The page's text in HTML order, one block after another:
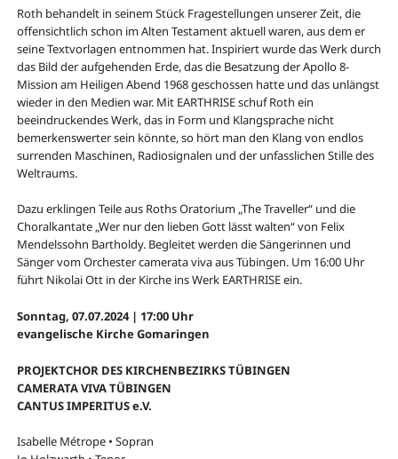
Roth behandelt in seinem Stück Fragestellungen unserer Zeit, die
offensichtlich schon im Alten Testament aktuell waren, aus dem er
seine Textvorlagen entnommen hat. Inspiriert wurde das Werk durch
das Bild der aufgehenden Erde, das die Besatzung der Apollo 8-
Mission am Heiligen Abend 1968 geschossen hatte und das unlängst
wieder in den Medien war. Mit EARTHRISE schuf Roth ein
beeindruckendes Werk, das in Form und Klangsprache nicht
bemerkenswerter sein könnte, so hört man den Klang von endlos
surrenden Maschinen, Radiosignalen und der unfasslichen Stille des
Weltraums.
Dazu erklingen Teile aus Roths Oratorium „The Traveller“ und die
Choralkantate „Wer nur den lieben Gott lässt walten“ von Felix
Mendelssohn Bartholdy. Begleitet werden die Sängerinnen und
Sänger vom Orchester camerata viva aus Tübingen. Um 16:00 Uhr
führt Nikolai Ott in der Kirche ins Werk EARTHRISE ein.
Sonntag, 07.07.2024 | 17:00 Uhr
evangelische Kirche Gomaringen
PROJEKTCHOR DES KIRCHENBEZIRKS TÜBINGEN
CAMERATA VIVA TÜBINGEN
CANTUS IMPERITUS e.V.
Isabelle Métrope • Sopran